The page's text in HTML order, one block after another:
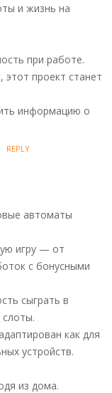
и жизнь на
при работе.
этот проект станет
информацию о
REPLY
автоматы
игру — от
с бонусными
сыграть в
слоты.
как для
устройств.
из дома.